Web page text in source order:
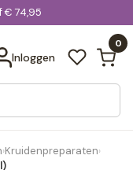
€ 74,95
Inloggen
0
alle resultaten
›Kruidenpreparaten›